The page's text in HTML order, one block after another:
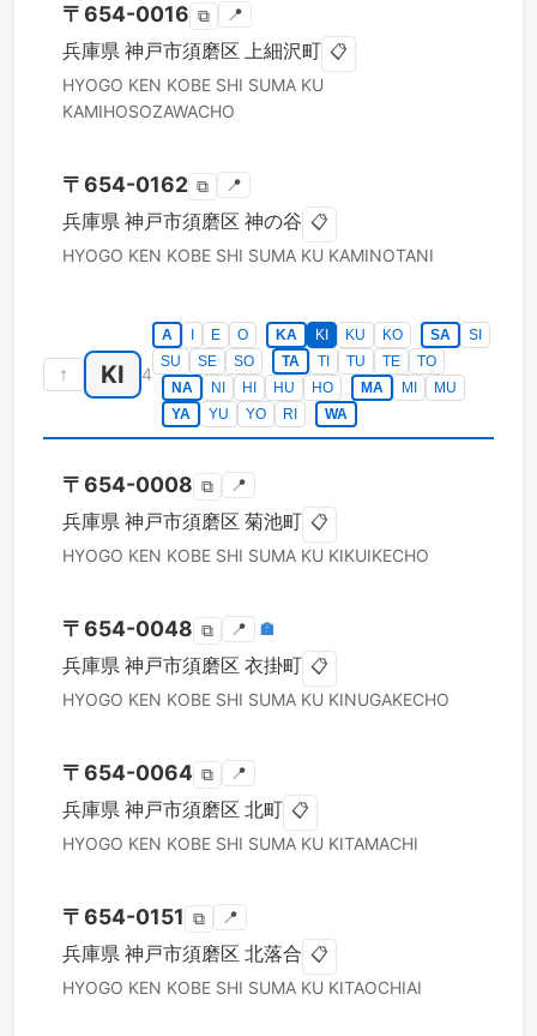
〒654-0016 ⧉ 📍
兵庫県 神戸市須磨区 上細沢町 📋
HYOGO KEN KOBE SHI SUMA KU
KAMIHOSOZAWACHO
〒654-0162 ⧉ 📍
兵庫県 神戸市須磨区 神の谷 📋
HYOGO KEN KOBE SHI SUMA KU KAMINOTANI
↑ KI 4
A E O KA KI KU KO SA
SI
SU
SE SO TA TI TU TE
TO
NA
NI HI HU HO MA MI
MU
YA
YU YO RI WA
〒654-0008 ⧉ 📍
兵庫県 神戸市須磨区 菊池町 📋
HYOGO KEN KOBE SHI SUMA KU KIKUIKECHO
〒654-0048 ⧉ 📍 🏣
兵庫県 神戸市須磨区 衣掛町 📋
HYOGO KEN KOBE SHI SUMA KU KINUGAKECHO
〒654-0064 ⧉ 📍
兵庫県 神戸市須磨区 北町 📋
HYOGO KEN KOBE SHI SUMA KU KITAMACHI
〒654-0151 ⧉ 📍
兵庫県 神戸市須磨区 北落合 📋
HYOGO KEN KOBE SHI SUMA KU KITAOCHIAI